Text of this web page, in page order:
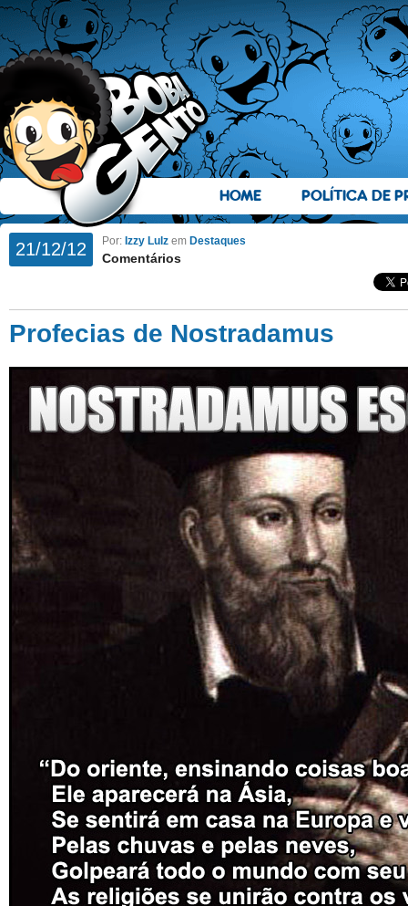
HOME POLÍTICA DE
21/12/12 Por: Izzy Lulz em Destaques
Comentários
Profecias de Nostradamus